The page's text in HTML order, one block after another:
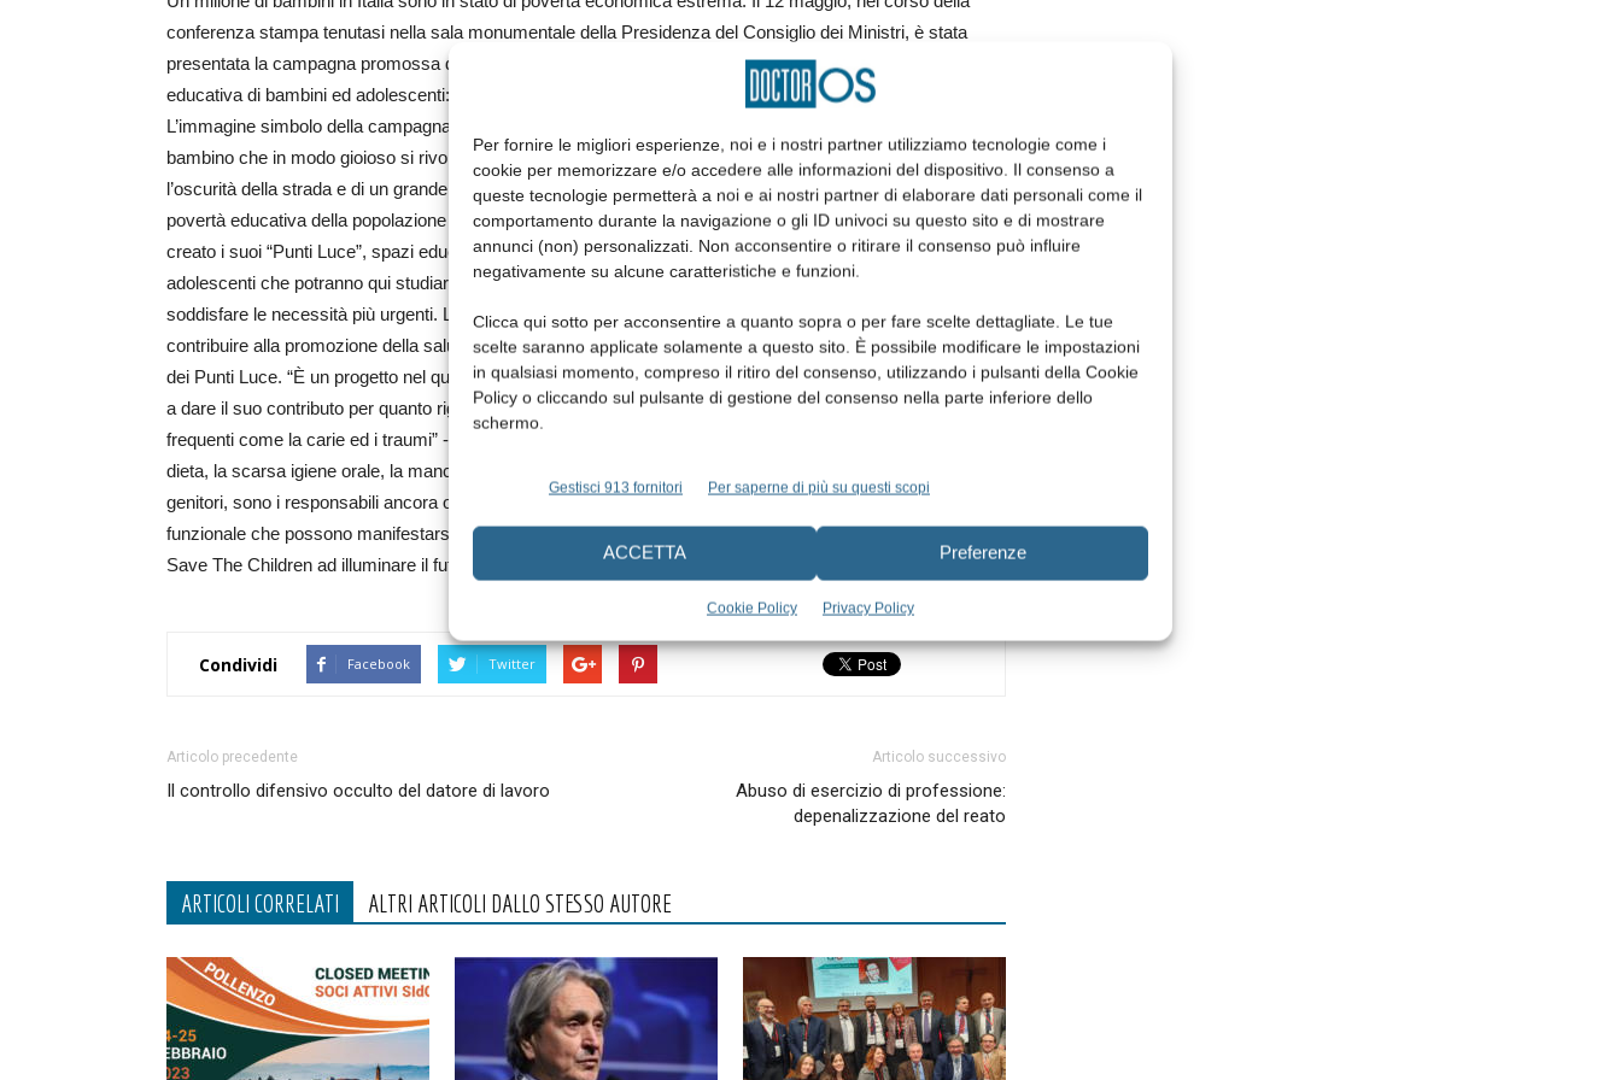
Per fornire le migliori esperienze, noi e i nostri partner utilizziamo tecnologie come i
cookie per memorizzare e/o accedere alle informazioni del dispositivo. Il consenso a
queste tecnologie permetterà a noi e ai nostri partner di elaborare dati personali come il
comportamento durante la navigazione o gli ID univoci su questo sito e di mostrare
annunci (non) personalizzati. Non acconsentire o ritirare il consenso può influire
negativamente su alcune caratteristiche e funzioni.
Clicca qui sotto per acconsentire a quanto sopra o per fare scelte dettagliate. Le tue
scelte saranno applicate solamente a questo sito. È possibile modificare le impostazioni
in qualsiasi momento, compreso il ritiro del consenso, utilizzando i pulsanti della Cookie
Policy o cliccando sul pulsante di gestione del consenso nella parte inferiore dello
schermo.
Gestisci 913 fornitori Per saperne di più su questi scopi
ACCETTA Preferenze
Cookie Policy Privacy Policy
conferenza stampa tenutasi nella sala monumentale della Presidenza del Consiglio dei Ministri, è stata
presentata la campagna promossa da Save the Children “Illuminiamo il Futuro” per combattere la povertà
educativa di bambini ed adolescenti: la SIOI è partner strategico per l’odontoiatria infantile.
L’immagine simbolo della campagna è una lampada rossa che proietta come un faro la sua luce su un
bambino che in modo gioioso si rivolge ad un giovane adulto. Sullo sfondo una bicicletta abbandonata e
l’oscurità della strada e di un grande palazzo con le scritte sui muri. Per combattere quindi il buio della
povertà educativa della popolazione pediatrica nelle aree più disagiate e svantaggiate, Save the Children ha
creato i suoi “Punti Luce”, spazi educativi dove poter offrire servizi e opportunità formative a bambini ed
adolescenti che potranno qui studiare, giocare, avere accesso ad attività sportive, culturali e creative o
soddisfare le necessità più urgenti. La SIOI ha aderito con entusiasmo a questo progetto, con lo scopo di
contribuire alla promozione della salute orale attraverso percorsi di prevenzione ed informazione all’interno
dei Punti Luce. “È un progetto nel quale crediamo molto e la SIOI, con i suoi circa mille soci iscritti, è pronta
a dare il suo contributo per quanto riguarda sia la prevenzione sia l’aspetto clinico delle patologie più
frequenti come la carie ed i traumi” - dichiara Raffaella Docimo, presidente della SIOI, che continua: “La
dieta, la scarsa igiene orale, la mancata sensibilizzazione ed informazione, lo stato di salute della bocca dei
genitori, sono i responsabili ancora oggi dell’emergenza carie con tutte le complicanze di ordine clinico e
funzionale che possono manifestarsi. Se è vero quindi che il sorriso illumina il viso, la SIOI è pronta con
Save The Children ad illuminare il futuro dei bambini più sfortunati e svantaggiati.
Condividi Facebook Twitter
Articolo precedente
Il controllo difensivo occulto del datore di lavoro
Articolo successivo
Abuso di esercizio di professione:
depenalizzazione del reato
ARTICOLI CORRELATI ALTRI ARTICOLI DALLO STESSO AUTORE